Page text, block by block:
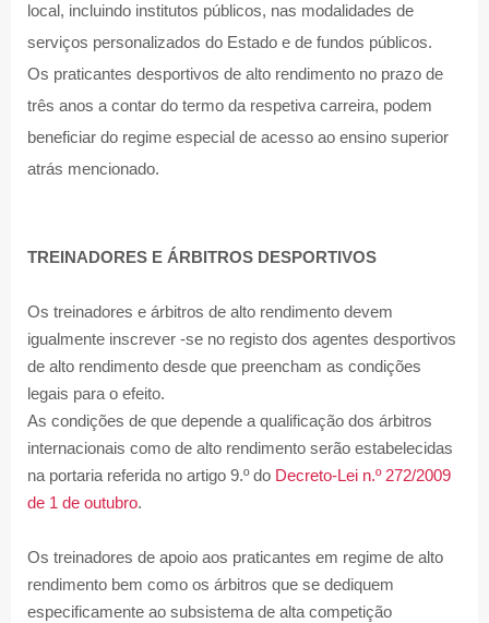
local, incluindo institutos públicos, nas modalidades de
serviços personalizados do Estado e de fundos públicos.
Os praticantes desportivos de alto rendimento no prazo de
três anos a contar do termo da respetiva carreira, podem
beneficiar do regime especial de acesso ao ensino superior
atrás mencionado.
TREINADORES E ÁRBITROS DESPORTIVOS
Os treinadores e árbitros de alto rendimento devem
igualmente inscrever -se no registo dos agentes desportivos
de alto rendimento desde que preencham as condições
legais para o efeito.
As condições de que depende a qualificação dos árbitros
internacionais como de alto rendimento serão estabelecidas
na portaria referida no artigo 9.º do Decreto-Lei n.º 272/2009
de 1 de outubro.
Os treinadores de apoio aos praticantes em regime de alto
rendimento bem como os árbitros que se dediquem
especificamente ao subsistema de alta competição